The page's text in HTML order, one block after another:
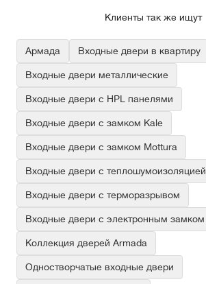
Клиенты так же ищут
Армада Входные двери в квартиру
Входные двери металлические
Входные двери с HPL панелями
Входные двери с замком Kale
Входные двери с замком Mottura
Входные двери с теплошумоизоляцией
Входные двери с терморазрывом
Входные двери с электронным замком
Коллекция дверей Armada
Одностворчатые входные двери